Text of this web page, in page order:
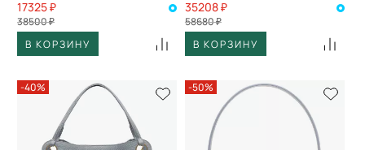
17325 ₽
38500 ₽
В КОРЗИНУ
35208 ₽
58680 ₽
В КОРЗИНУ
-40% -50%